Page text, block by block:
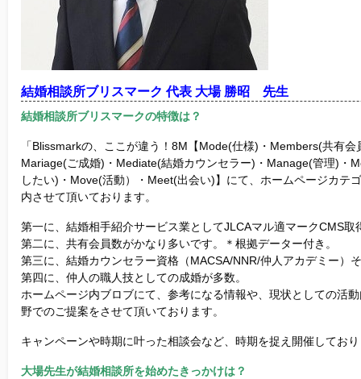
結婚相談所ブリスマーク 代表 大場 勝昭 先生
結婚相談所ブリスマークの特徴は？
「Blissmarkの、ここが違う！8M【Mode(仕様)・Members(共有会
Mariage(ご成婚)・Mediate(結婚カウンセラー)・Manage(管理)・
したい)・Move(活動）・Meet(出会い)】にて、ホームページカテ
内させて頂いております。
第一に、結婚相手紹介サービス業としてJLCAマル適マークCMS取
第二に、共有会員数がかなり多いです。＊根拠データー付き。
第三に、結婚カウンセラー資格（MACSA/NNR/仲人アカデミー）
第四に、仲人の職人技としての成婚が多数。
ホームページ内ブロブにて、参考になる情報や、現状としての活
野でのご提案をさせて頂いております。
キャンペーンや時期に叶った相談会など、時期を捉え開催してお
大場先生が結婚相談所を始めたきっかけは？